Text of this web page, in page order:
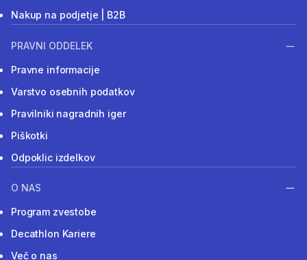
Nakup na podjetje | B2B
PRAVNI ODDELEK
Pravne informacije
Varstvo osebnih podatkov
Pravilniki nagradnih iger
Piškotki
Odpoklic izdelkov
O NAS
Program zvestobe
Decathlon Kariere
Več o nas